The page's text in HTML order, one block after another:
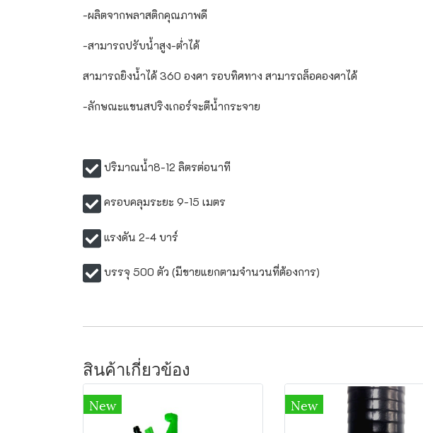
-ผลิตจากพลาสติกคุณภาพดี
-สามารถปรับน้ำสูง-ต่ำได้
สามารถยิงน้ำได้ 360 องศา รอบทิศทาง สามารถล็อคองศาได้
-ลักษณะแขนสปริงเกอร์จะตีน้ำกระจาย
ปริมาณน้ำ8-12 ลิตรต่อนาที
ครอบคลุมระยะ 9-15 เมตร
แรงดัน 2-4 บาร์
บรรจุ 500 ตัว (มีขายแยกตามจำนวนที่ต้องการ)
สินค้าเกี่ยวข้อง
New New